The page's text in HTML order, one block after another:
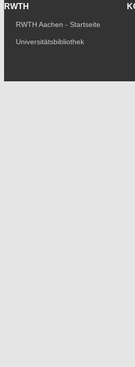
RWTH
RWTH Aachen - Startseite
Universitätsbibliothek